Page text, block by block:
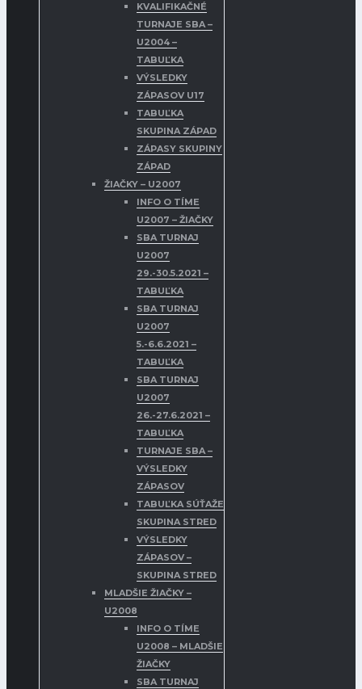
KVALIFIKAČNÉ
TURNAJE SBA –
U2004 –
TABUĽKA
VÝSLEDKY
ZÁPASOV U17
TABUĽKA
SKUPINA ZÁPAD
ZÁPASY SKUPINY
ZÁPAD
ŽIAČKY – U2007
INFO O TÍME
U2007 – ŽIAČKY
SBA TURNAJ
U2007
29.-30.5.2021 –
TABUĽKA
SBA TURNAJ
U2007
5.-6.6.2021 –
TABUĽKA
SBA TURNAJ
U2007
26.-27.6.2021 –
TABUĽKA
TURNAJE SBA –
VÝSLEDKY
ZÁPASOV
TABUĽKA SÚŤAŽE
SKUPINA STRED
VÝSLEDKY
ZÁPASOV –
SKUPINA STRED
MLADŠIE ŽIAČKY –
U2008
INFO O TÍME
U2008 – MLADŠIE
ŽIAČKY
SBA TURNAJ